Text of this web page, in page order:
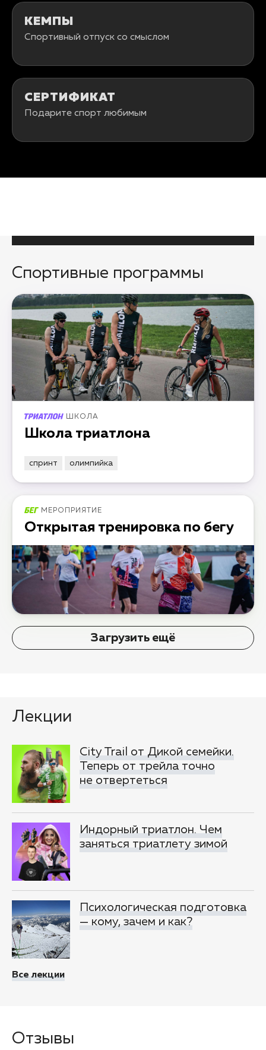
КЕМПЫ
Спортивный отпуск со смыслом
СЕРТИФИКАТ
Подарите спорт любимым
Спортивные программы
ШКОЛА
Школа триатлона
спринт олимпийка
МЕРОПРИЯТИЕ
Открытая тренировка по бегу
Загрузить ещё
Лекции
City Trail от Дикой семейки.
Теперь от трейла точно
не отвертеться
Индорный триатлон. Чем
заняться триатлету зимой
Психологическая подготовка
— кому, зачем и как?
Все лекции
Отзывы